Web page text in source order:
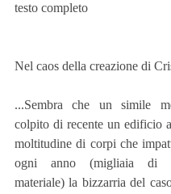
testo completo
Nel caos della creazione di
...Sembra che un simile
colpito di recente un edificio
moltitudine di corpi che
ogni anno (migliaia di
materiale) la bizzarria del